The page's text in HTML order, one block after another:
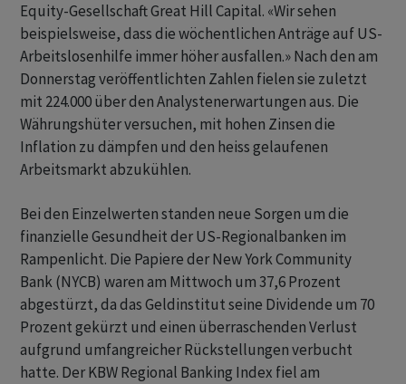
Equity-Gesellschaft Great Hill Capital. «Wir sehen
beispielsweise, dass die wöchentlichen Anträge auf US-
Arbeitslosenhilfe immer höher ausfallen.» Nach den am
Donnerstag veröffentlichten Zahlen fielen sie zuletzt
mit 224.000 über den Analystenerwartungen aus. Die
Währungshüter versuchen, mit hohen Zinsen die
Inflation zu dämpfen und den heiss gelaufenen
Arbeitsmarkt abzukühlen.
Bei den Einzelwerten standen neue Sorgen um die
finanzielle Gesundheit der US-Regionalbanken im
Rampenlicht. Die Papiere der New York Community
Bank (NYCB) waren am Mittwoch um 37,6 Prozent
abgestürzt, da das Geldinstitut seine Dividende um 70
Prozent gekürzt und einen überraschenden Verlust
aufgrund umfangreicher Rückstellungen verbucht
hatte. Der KBW Regional Banking Index fiel am